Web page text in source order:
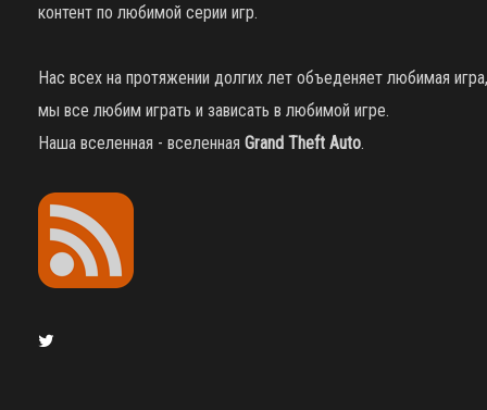
контент по любимой серии игр.
Нас всех на протяжении долгих лет объеденяет любимая игра,
мы все любим играть и зависать в любимой игре.
Наша вселенная - вселенная Grand Theft Auto.